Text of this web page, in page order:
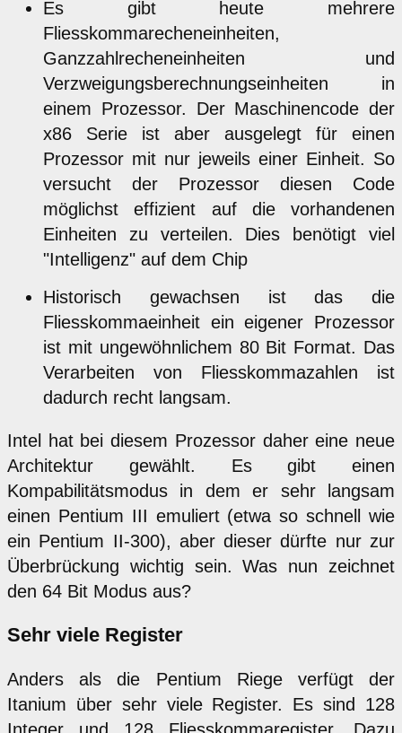
Es gibt heute mehrere
Fliesskommarecheneinheiten,
Ganzzahlrecheneinheiten und
Verzweigungsberechnungseinheiten in
einem Prozessor. Der Maschinencode der
x86 Serie ist aber ausgelegt für einen
Prozessor mit nur jeweils einer Einheit. So
versucht der Prozessor diesen Code
möglichst effizient auf die vorhandenen
Einheiten zu verteilen. Dies benötigt viel
"Intelligenz" auf dem Chip
Historisch gewachsen ist das die
Fliesskommaeinheit ein eigener Prozessor
ist mit ungewöhnlichem 80 Bit Format. Das
Verarbeiten von Fliesskommazahlen ist
dadurch recht langsam.
Intel hat bei diesem Prozessor daher eine neue
Architektur gewählt. Es gibt einen
Kompabilitätsmodus in dem er sehr langsam
einen Pentium III emuliert (etwa so schnell wie
ein Pentium II-300), aber dieser dürfte nur zur
Überbrückung wichtig sein. Was nun zeichnet
den 64 Bit Modus aus?
Sehr viele Register
Anders als die Pentium Riege verfügt der
Itanium über sehr viele Register. Es sind 128